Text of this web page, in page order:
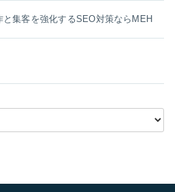
集客を強化するSEO対策ならMEH